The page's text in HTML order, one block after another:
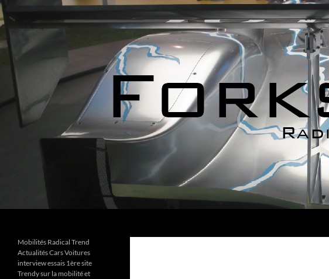
Aller
au
Mobilités Radical Trend
Actualités Cars Voitures
interview essais 1ère site
Trendy sur la mobilité et